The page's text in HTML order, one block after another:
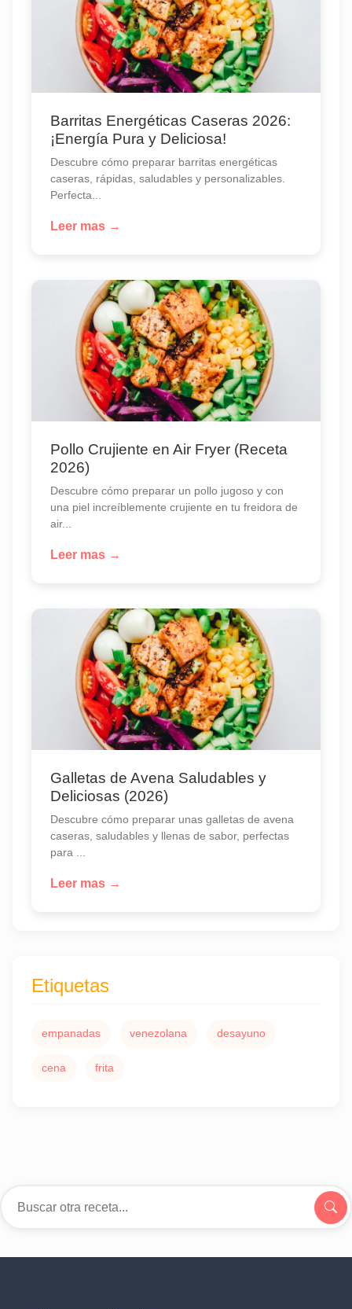
Barritas Energéticas Caseras 2026:
¡Energía Pura y Deliciosa!
Descubre cómo preparar barritas energéticas
caseras, rápidas, saludables y personalizables.
Perfecta...
Leer mas →
Pollo Crujiente en Air Fryer (Receta
2026)
Descubre cómo preparar un pollo jugoso y con
una piel increíblemente crujiente en tu freidora de
air...
Leer mas →
Galletas de Avena Saludables y
Deliciosas (2026)
Descubre cómo preparar unas galletas de avena
caseras, saludables y llenas de sabor, perfectas
para ...
Leer mas →
Etiquetas
empanadas venezolana desayuno
cena frita